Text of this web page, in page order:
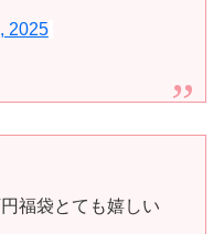
2025
福袋とても嬉しい